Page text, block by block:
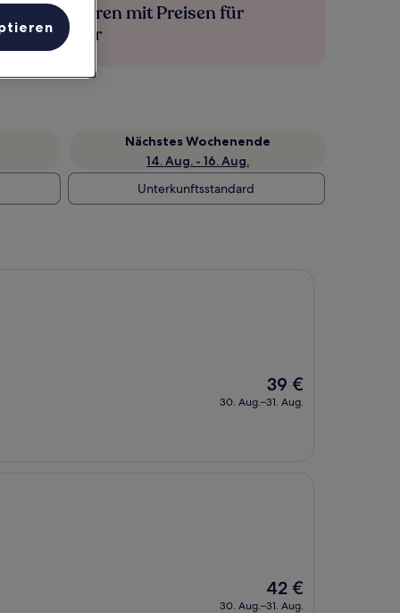
Mehr sparen mit Preisen für
Mitglieder
Nächstes Wochenende
14. Aug. - 16. Aug.
Unterkunftsstandard
Der
Preis
beträgt
39 €
30. Aug.–31. Aug.
Der
Preis
42 €
30. Aug.–31. Aug.